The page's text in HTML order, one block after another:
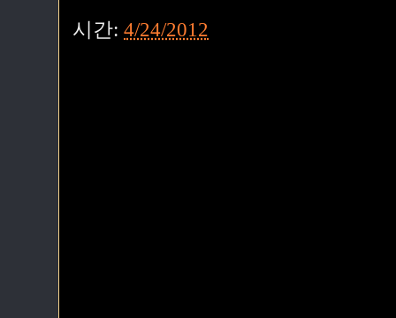
시간: 4/24/2012